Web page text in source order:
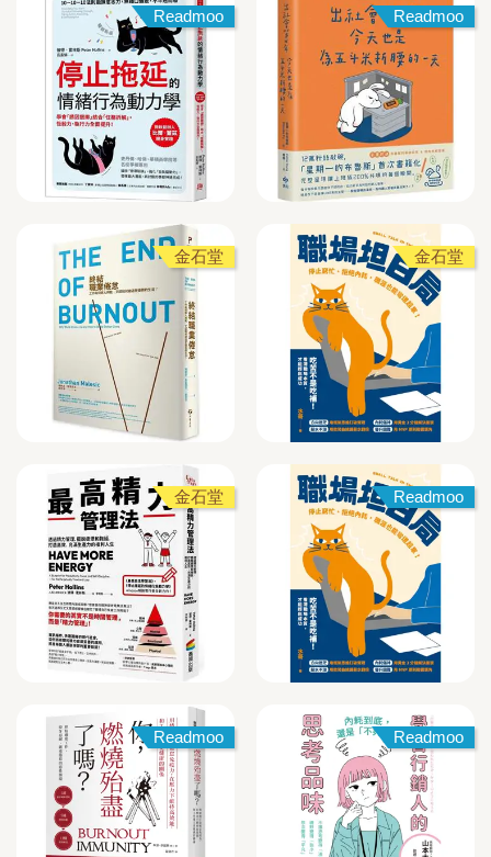
Readmoo Readmoo
金石堂 金石堂
金石堂 Readmoo
Readmoo Readmoo